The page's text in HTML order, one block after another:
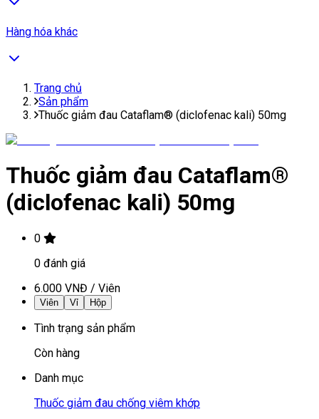
Hàng hóa khác
Trang chủ
Sản phẩm
Thuốc giảm đau Cataflam® (diclofenac kali) 50mg
Thuốc giảm đau Cataflam®
(diclofenac kali) 50mg
0
0 đánh giá
6.000 VNĐ / Viên
Viên Vỉ Hộp
Tình trạng sản phẩm
Còn hàng
Danh mục
Thuốc giảm đau chống viêm khớp